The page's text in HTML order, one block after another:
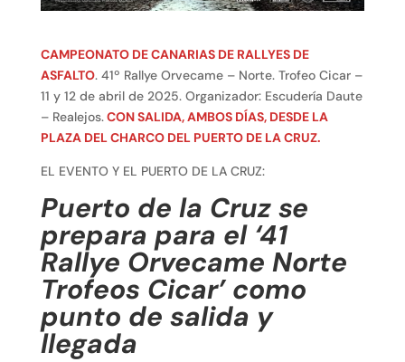
CAMPEONATO DE CANARIAS DE RALLYES DE
ASFALTO. 41º Rallye Orvecame – Norte. Trofeo Cicar –
11 y 12 de abril de 2025. Organizador: Escudería Daute
– Realejos.CON SALIDA, AMBOS DÍAS, DESDE LA
PLAZA DEL CHARCO DEL PUERTO DE LA CRUZ.
EL EVENTO Y EL PUERTO DE LA CRUZ:
Puerto de la Cruz se
prepara para el ‘41
Rallye Orvecame Norte
Trofeos Cicar’ como
punto de salida y
llegada